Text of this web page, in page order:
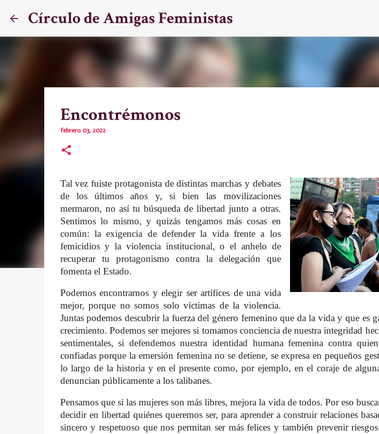
Círculo de Amigas Feministas
Encontrémonos
febrero 03, 2022
Tal vez fuiste protagonista de distintas marchas y debates
de los últimos años y, si bien las movilizaciones
mermaron, no así tu búsqueda de libertad junto a otras.
Sentimos lo mismo, y quizás tengamos más cosas en
común: la exigencia de defender la vida frente a los
femicidios y la violencia institucional, o el anhelo de
recuperar tu protagonismo contra la delegación que
fomenta el Estado.
Podemos encontrarnos y elegir ser artífices de una vida
mejor, porque no somos solo víctimas de la violencia.
Juntas podemos descubrir la fuerza del género femenino que da la vida y que es
crecimiento. Podemos ser mejores si tomamos conciencia de nuestra integridad
sentimentales, si defendemos nuestra identidad humana femenina contra
confiadas porque la emersión femenina no se detiene, se expresa en pequeños
lo largo de la historia y en el presente como, por ejemplo, en el coraje de
denuncian públicamente a los talibanes.
Pensamos que si las mujeres son más libres, mejora la vida de todos. Por eso
decidir en libertad quiénes queremos ser, para aprender a construir relaciones
sincero y respetuoso que nos permitan ser más felices y también prevenir